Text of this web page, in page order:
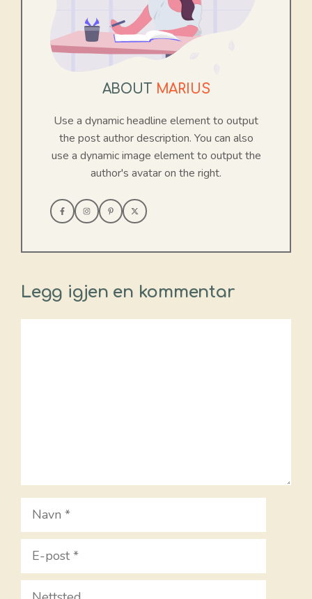
ABOUT MARIUS
Use a dynamic headline element to output
the post author description. You can also
use a dynamic image element to output the
author's avatar on the right.
Legg igjen en kommentar
Navn
E-
Nettsted